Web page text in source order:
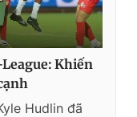
Khiến
Hudlin đã